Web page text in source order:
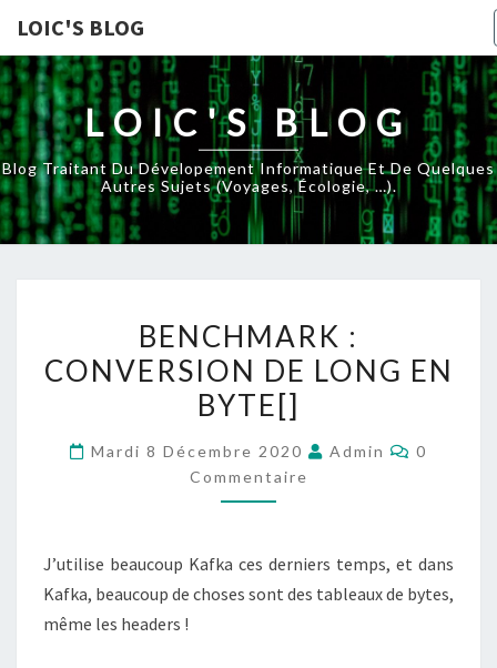
LOIC'S BLOG
LOIC'S BLOG
Blog Traitant Du Dévelopement Informatique Et De Quelques
Autres Sujets (voyages, Écologie, …).
CONVERSION
DE
EN
BENCHMARK :
CONVERSION DE LONG EN
BYTE[]
Mardi 8 Décembre 2020 Admin
0
Commentaire
J’utilise beaucoup Kafka ces derniers temps, et dans
Kafka, beaucoup de choses sont des tableaux de bytes,
même les headers !